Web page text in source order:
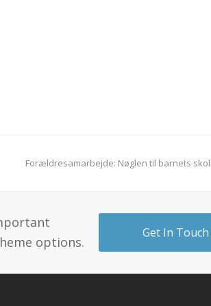
next
Forældresamarbejde: Nøglen til barnets
options.
Get In Touch